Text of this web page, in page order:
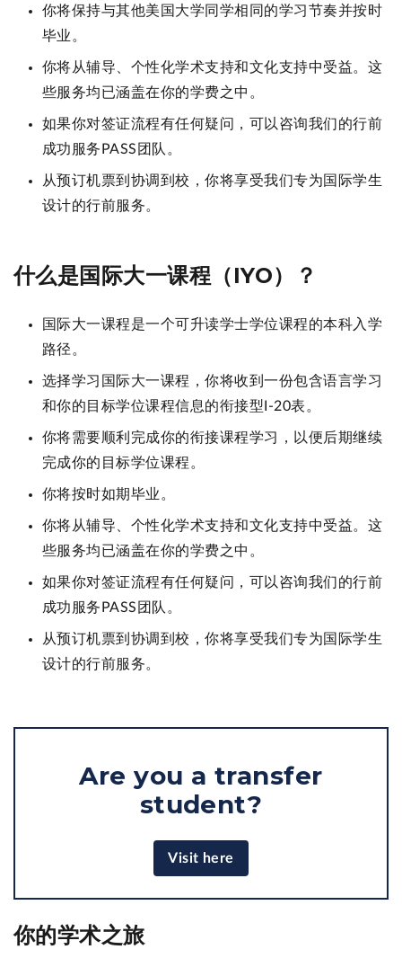
你将保持与其他美国大学同学相同的学习节奏并按时
毕业。
你将从辅导、个性化学术支持和文化支持中受益。这
些服务均已涵盖在你的学费之中。
如果你对签证流程有任何疑问，可以咨询我们的行前
成功服务PASS团队。
从预订机票到协调到校，你将享受我们专为国际学生
设计的行前服务。
什么是国际大一课程（IYO）？
国际大一课程是一个可升读学士学位课程的本科入学
路径。
选择学习国际大一课程，你将收到一份包含语言学习
和你的目标学位课程信息的衔接型I-20表。
你将需要顺利完成你的衔接课程学习，以便后期继续
完成你的目标学位课程。
你将按时如期毕业。
你将从辅导、个性化学术支持和文化支持中受益。这
些服务均已涵盖在你的学费之中。
如果你对签证流程有任何疑问，可以咨询我们的行前
成功服务PASS团队。
从预订机票到协调到校，你将享受我们专为国际学生
设计的行前服务。
Are you a transfer
student?
Visit here
你的学术之旅